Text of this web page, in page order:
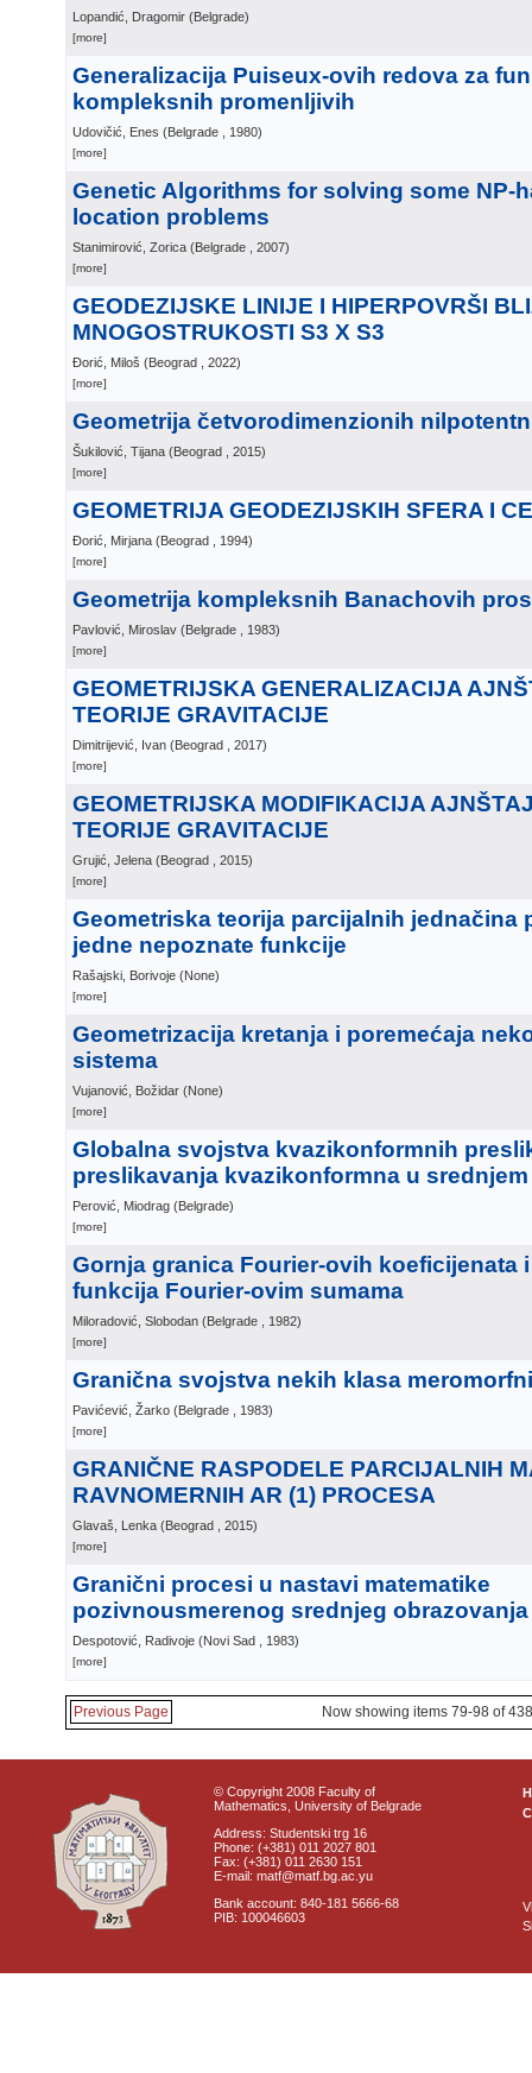
Lopandić, Dragomir (Belgrade)
[more]
Generalizacija Puiseux-ovih redova za
kompleksnih promenljivih
Udovičić, Enes (Belgrade , 1980)
[more]
Genetic Algorithms for solving some NP-
location problems
Stanimirović, Zorica (Belgrade , 2007)
[more]
GEODEZIJSKE LINIJE I HIPERPOVRŠI
MNOGOSTRUKOSTI S3 X S3
Đorić, Miloš (Beograd , 2022)
[more]
Geometrija četvorodimenzionih
Šukilović, Tijana (Beograd , 2015)
[more]
GEOMETRIJA GEODEZIJSKIH SFERA I
Đorić, Mirjana (Beograd , 1994)
[more]
Geometrija kompleksnih Banachovih
Pavlović, Miroslav (Belgrade , 1983)
[more]
GEOMETRIJSKA GENERALIZACIJA
TEORIJE GRAVITACIJE
Dimitrijević, Ivan (Beograd , 2017)
[more]
GEOMETRIJSKA MODIFIKACIJA
TEORIJE GRAVITACIJE
Grujić, Jelena (Beograd , 2015)
[more]
Geometriska teorija parcijalnih jednačina
jedne nepoznate funkcije
Rašajski, Borivoje (None)
[more]
Geometrizacija kretanja i poremećaja
sistema
Vujanović, Božidar (None)
[more]
Globalna svojstva kvazikonformnih
preslikavanja kvazikonformna u srednjem
Perović, Miodrag (Belgrade)
[more]
Gornja granica Fourier-ovih koeficijenata
funkcija Fourier-ovim sumama
Miloradović, Slobodan (Belgrade , 1982)
[more]
Granična svojstva nekih klasa
Pavićević, Žarko (Belgrade , 1983)
[more]
GRANIČNE RASPODELE PARCIJALNIH
RAVNOMERNIH AR (1) PROCESA
Glavaš, Lenka (Beograd , 2015)
[more]
Granični procesi u nastavi matematike
pozivnousmerenog srednjeg obrazovanja
Despotović, Radivoje (Novi Sad , 1983)
[more]
Previous Page Now showing items 79-98 of 438
© Copyright 2008 Faculty of
Mathematics, University of Belgrade
Address: Studentski trg 16
Phone: (+381) 011 2027 801
Fax: (+381) 011 2630 151
E-mail: matf@matf.bg.ac.yu
Bank account: 840-181 5666-68
PIB: 100046603